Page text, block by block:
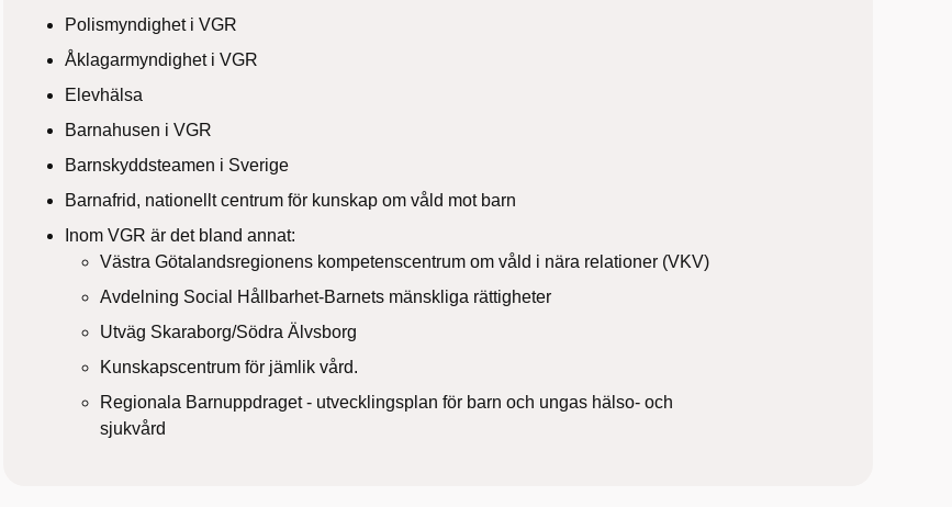
Polismyndighet i VGR
Åklagarmyndighet i VGR
Elevhälsa
Barnahusen i VGR
Barnskyddsteamen i Sverige
Barnafrid, nationellt centrum för kunskap om våld mot barn
Inom VGR är det bland annat:
Västra Götalandsregionens kompetenscentrum om våld i nära relationer (VKV)
Avdelning Social Hållbarhet-Barnets mänskliga rättigheter
Utväg Skaraborg/Södra Älvsborg
Kunskapscentrum för jämlik vård.
Regionala Barnuppdraget - utvecklingsplan för barn och ungas hälso- och
sjukvård